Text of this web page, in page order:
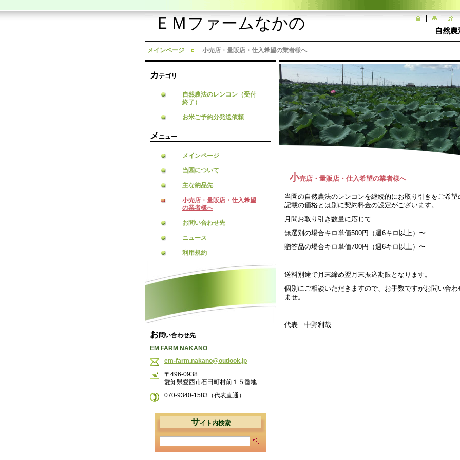
ＥＭファームなかの 自然
メインページ 小売店・量販店・仕入希望の業者様へ
小売店・量販店・仕入希望の業者様へ
当園の自然農法のレンコンを継続的にお取り引きをご希
記載の価格とは別に契約料金の設定がございます。
月間お取り引き数量に応じて
無選別の場合キロ単価500円（週6キロ以上）〜
贈答品の場合キロ単価700円（週6キロ以上）〜
送料別途で月末締め翌月末振込期限となります。
個別にご相談いただきますので、お手数ですがお問い合
ませ。
代表 中野利哉
カテゴリ
自然農法のレンコン（受付
終了）
お米ご予約分発送依頼
メ ニュー
メインページ
当園について
主な納品先
小売店・量販店・仕入希望
の業者様へ
お問い合わせ先
ニュース
利用規約
お問い合わせ先
EM FARM NAKANO
em-farm.nakano@outlook.jp
〒496-0938
愛知県愛西市石田町村前１５番地
070-9340-1583（代表直通）
サイト内検索